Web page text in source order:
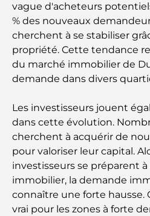
Restaurants avec vue sur
Expériences
Dubaï
Clubs de plage de Palm
2026
Restaurants italiens du
avant-goût d'Italie au
Les 7 meilleures salles
summum du fitness
Le guide ultime des
de Palm Jumeirah
vague d'acheteurs
% des nouveaux
cherchent à se stabiliser
propriété. Cette tendance
du marché immobilier de
demande dans divers
Les investisseurs jouent
dans cette évolution.
cherchent à acquérir de
pour valoriser leur capital.
investisseurs se préparent
immobilier, la demande
connaître une forte hausse.
vrai pour les zones à forte